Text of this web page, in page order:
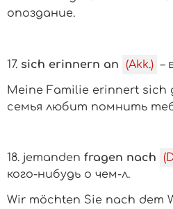
опоздание.
17. sich erinnern an (Akk.) –
Meine Familie erinnert sich
семья любит помнить
18. jemanden fragen nach
кого-нибудь о чем-л.
Wir möchten Sie nach dem